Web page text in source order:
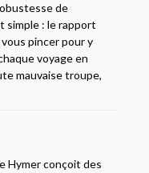
de
simple : le rapport
pincer pour y
voyage en
mauvaise troupe,
Hymer conçoit des